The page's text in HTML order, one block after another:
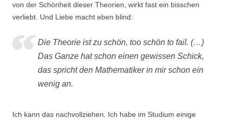
von der Schönheit dieser Theorien, wirkt fast ein bisschen
verliebt. Und Liebe macht eben blind:
Die Theorie ist zu schön, too schön to fail. (…)
Das Ganze hat schon einen gewissen Schick,
das spricht den Mathematiker in mir schon ein
wenig an.
Ich kann das nachvollziehen. Ich habe im Studium einige